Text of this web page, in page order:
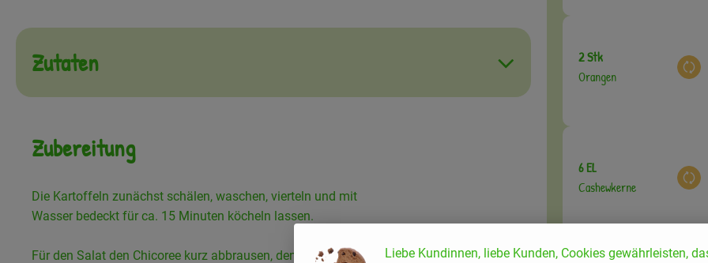
Zutaten
Zubereitung
Die Kartoffeln zunächst schälen, waschen, vierteln und mit
Wasser bedeckt für ca. 15 Minuten köcheln lassen.
Für den Salat den Chicoree kurz abbrausen, den Strunk
2 Stk
Orangen
6 EL
Cashewkerne
Liebe Kundinnen, liebe Kunden, Cookies gewährleisten,